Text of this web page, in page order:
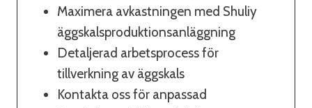
Maximera avkastningen med Shuliy
äggskalsproduktionsanläggning
Detaljerad arbetsprocess för
tillverkning av äggskals
Kontakta oss för anpassad